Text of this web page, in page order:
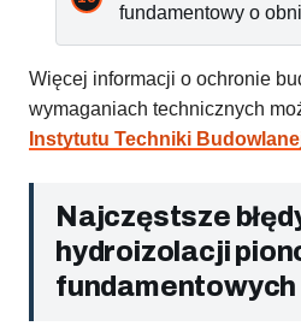
fundamentowy o
Więcej informacji o ochronie
wymaganiach technicznych
Instytutu Techniki
Najczęstsze
hydroizolacji
fundamentowych